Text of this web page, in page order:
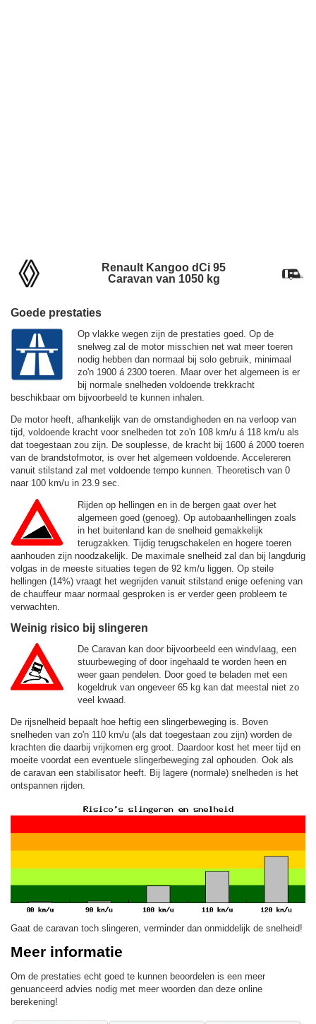
Renault Kangoo dCi 95
Caravan van 1050 kg
Goede prestaties
Op vlakke wegen zijn de prestaties goed. Op de
snelweg zal de motor misschien net wat meer toeren
nodig hebben dan normaal bij solo gebruik, minimaal
zo'n 1900 á 2300 toeren. Maar over het algemeen is er
bij normale snelheden voldoende trekkracht
beschikbaar om bijvoorbeeld te kunnen inhalen.
De motor heeft, afhankelijk van de omstandigheden en na verloop van
tijd, voldoende kracht voor snelheden tot zo'n 108 km/u á 118 km/u als
dat toegestaan zou zijn. De souplesse, de kracht bij 1600 á 2000 toeren
van de brandstofmotor, is over het algemeen voldoende. Accelereren
vanuit stilstand zal met voldoende tempo kunnen. Theoretisch van 0
naar 100 km/u in 23.9 sec.
Rijden op hellingen en in de bergen gaat over het
algemeen goed (genoeg). Op autobaanhellingen zoals
in het buitenland kan de snelheid gemakkelijk
terugzakken. Tijdig terugschakelen en hogere toeren
aanhouden zijn noodzakelijk. De maximale snelheid zal dan bij langdurig
volgas in de meeste situaties tegen de 92 km/u liggen. Op steile
hellingen (14%) vraagt het wegrijden vanuit stilstand enige oefening van
de chauffeur maar normaal gesproken is er verder geen probleem te
verwachten.
Weinig risico bij slingeren
De Caravan kan door bijvoorbeeld een windvlaag, een
stuurbeweging of door ingehaald te worden heen en
weer gaan pendelen. Door goed te beladen met een
kogeldruk van ongeveer 65 kg kan dat meestal niet zo
veel kwaad.
De rijsnelheid bepaalt hoe heftig een slingerbeweging is. Boven
snelheden van zo'n 110 km/u (als dat toegestaan zou zijn) worden de
krachten die daarbij vrijkomen erg groot. Daardoor kost het meer tijd en
moeite voordat een eventuele slingerbeweging zal ophouden. Ook als
de caravan een stabilisator heeft. Bij lagere (normale) snelheden is het
ontspannen rijden.
Gaat de caravan toch slingeren, verminder dan onmiddelijk de snelheid!
Meer informatie
Om de prestaties echt goed te kunnen beoordelen is een meer
genuanceerd advies nodig met meer woorden dan deze online
berekening!